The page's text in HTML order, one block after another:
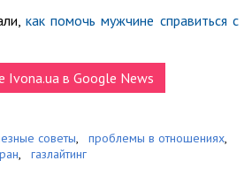
как помочь мужчине справиться с
Ivona.ua в Google News
советы, проблемы в отношениях,
, газлайтинг